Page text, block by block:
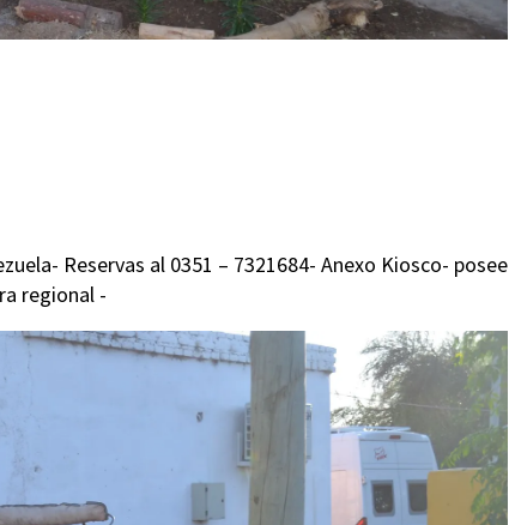
Reservas al 0351 – 7321684- Anexo Kiosco- posee
regional -